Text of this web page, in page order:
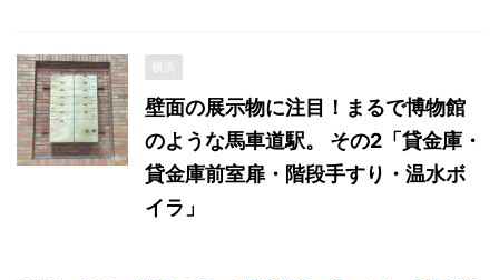
横浜
壁面の展示物に注目！まるで博物館
のような馬車道駅。 その2「貸金庫・
貸金庫前室扉・階段手すり・温水ボ
イラ」